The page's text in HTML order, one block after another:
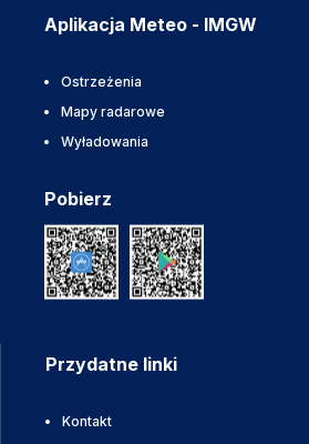
Aplikacja Meteo - IMGW
Ostrzeżenia
Mapy radarowe
Wyładowania
Pobierz
Przydatne linki
Kontakt